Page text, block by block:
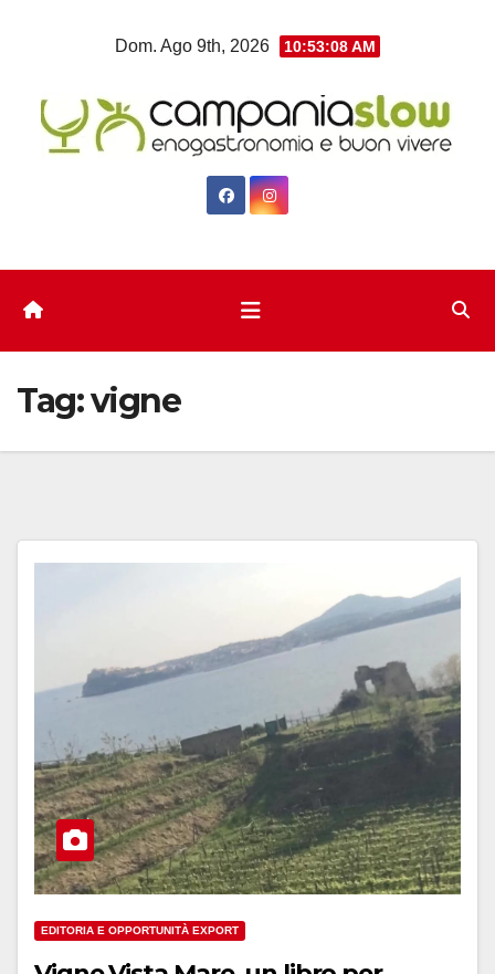
Dom. Ago 9th, 2026 10:53:10 AM
Tag:vigne
EDITORIA E OPPORTUNITÀ EXPORT